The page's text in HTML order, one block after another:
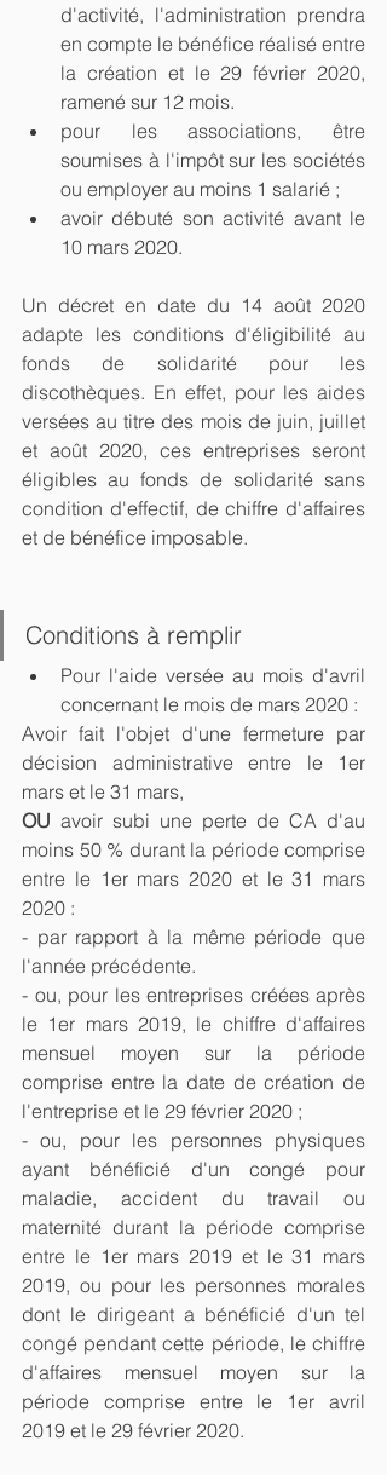
d'activité, l'administration prendra
en compte le bénéfice réalisé entre
la création et le 29 février 2020,
ramené sur 12 mois.
pour les associations, être
soumises à l'impôt sur les sociétés
ou employer au moins 1 salarié ;
avoir débuté son activité avant le
10 mars 2020.
Un décret en date du 14 août 2020
adapte les conditions d'éligibilité au
fonds de solidarité pour les
discothèques. En effet, pour les aides
versées au titre des mois de juin, juillet
et août 2020, ces entreprises seront
éligibles au fonds de solidarité sans
condition d'effectif, de chiffre d'affaires
et de bénéfice imposable.
Conditions à remplir
Pour l'aide versée au mois d'avril
concernant le mois de mars 2020 :
Avoir fait l'objet d'une fermeture par
décision administrative entre le 1er
mars et le 31 mars,
OU avoir subi une perte de CA d'au
moins 50 % durant la période comprise
entre le 1er mars 2020 et le 31 mars
2020 :
- par rapport à la même période que
l'année précédente.
- ou, pour les entreprises créées après
le 1er mars 2019, le chiffre d'affaires
mensuel moyen sur la période
comprise entre la date de création de
l'entreprise et le 29 février 2020 ;
- ou, pour les personnes physiques
ayant bénéficié d'un congé pour
maladie, accident du travail ou
maternité durant la période comprise
entre le 1er mars 2019 et le 31 mars
2019, ou pour les personnes morales
dont le dirigeant a bénéficié d'un tel
congé pendant cette période, le chiffre
d'affaires mensuel moyen sur la
période comprise entre le 1er avril
2019 et le 29 février 2020.